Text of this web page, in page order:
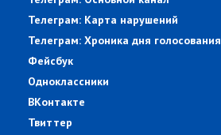
Телеграм: Карта нарушений
Телеграм: Хроника дня голосования
Фейсбук
Одноклассники
ВКонтакте
Твиттер